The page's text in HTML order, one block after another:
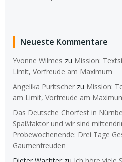
Neueste Kommentare
Yvonne Wilmes zu Mission:
Limit, Vorfreude am Maximum
Angelika Puritscher zu Mission:
am Limit, Vorfreude am
Das Deutsche Chorfest in
Spaßfaktor und wir sind
Probewochenende: Drei Tage
Gaumenfreuden